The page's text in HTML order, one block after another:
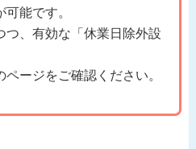
能です。
つ、有効な「休業日除外設
ページをご確認ください。